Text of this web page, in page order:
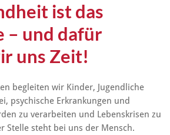
ist das
– und dafür
uns Zeit!
begleiten wir Kinder, Jugendliche
psychische Erkrankungen und
zu verarbeiten und Lebenskrisen zu
Stelle steht bei uns der Mensch.